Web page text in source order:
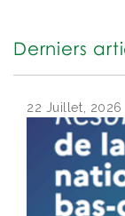
Derniers
22 Juillet, 2026